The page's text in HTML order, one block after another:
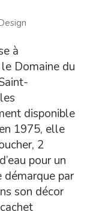
à
Domaine du
disponible
1975, elle
2
pour un
par
son décor